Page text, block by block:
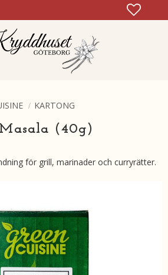
KARTONG
(40g)
för grill, marinader och curryrätter.